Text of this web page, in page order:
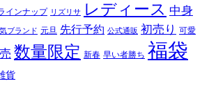
インナップ リズリサ レディース 中身
ブランド 元旦 先行予約 公式通販 初売り 可愛
数量限定 新春 早い者勝ち 福袋
貨